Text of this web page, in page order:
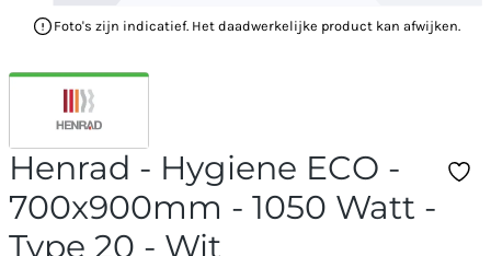
Foto's zijn indicatief. Het daadwerkelijke product kan afwijken.
Henrad - Hygiene ECO -
700x900mm - 1050 Watt -
Type 20 - Wit